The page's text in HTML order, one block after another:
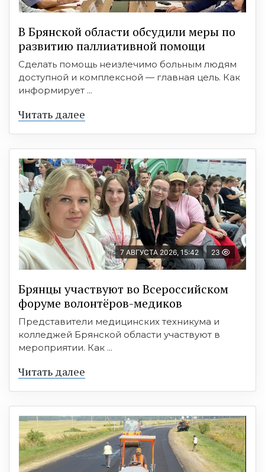
В Брянской области обсудили меры по
развитию паллиативной помощи
Сделать помощь неизлечимо больным людям
доступной и комплексной — главная цель. Как
информирует ...
Читать далее
7 АВГУСТА 2026, 15:42 23
Брянцы участвуют во Всероссийском
форуме волонтёров-медиков
Представители медицинских техникума и
колледжей Брянской области участвуют в
мероприятии. Как ...
Читать далее